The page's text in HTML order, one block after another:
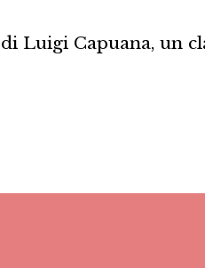
Luigi Capuana, un